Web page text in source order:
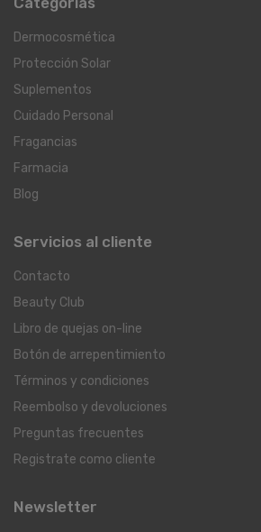
Dermocosmética
Protección Solar
Suplementos
Cuidado Personal
Fragancias
Farmacia
Blog
Servicios al cliente
Contacto
Beauty Club
Libro de quejas on-line
Botón de arrepentimiento
Términos y condiciones
Reembolso y devoluciones
Preguntas frecuentes
Registrate como cliente
Newsletter